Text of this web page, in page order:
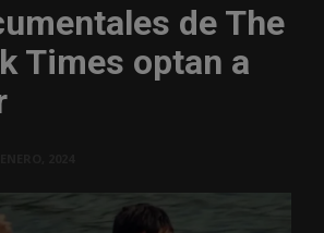
de The
Times optan a